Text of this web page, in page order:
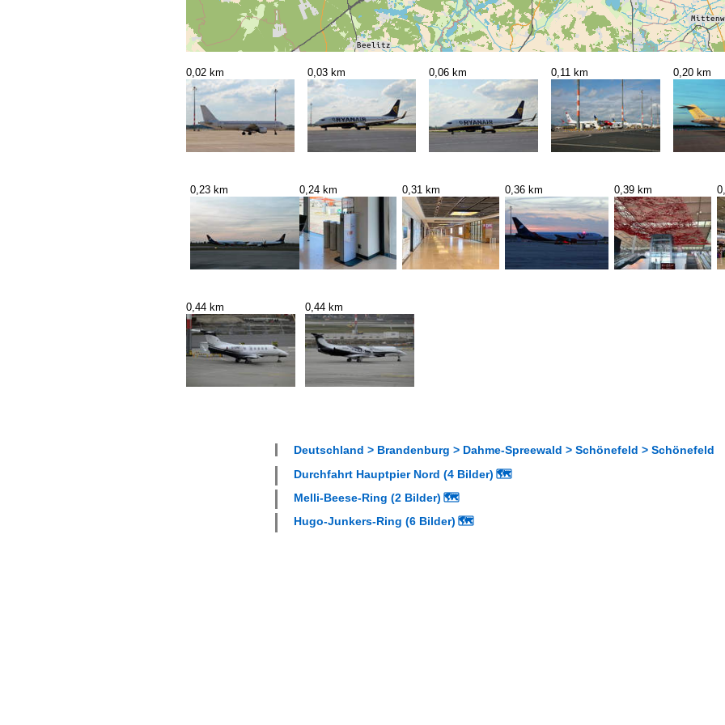
0,02 km 0,03 km 0,06 km 0,11 km 0,20 km
0,23 km 0,24 km 0,31 km 0,36 km 0,39 km
0,44 km 0,44 km
Deutschland > Brandenburg > Dahme-Spreewald > Schönefeld > Schönefeld
Durchfahrt Hauptpier Nord (4 Bilder) 🗺
Melli-Beese-Ring (2 Bilder) 🗺
Hugo-Junkers-Ring (6 Bilder) 🗺